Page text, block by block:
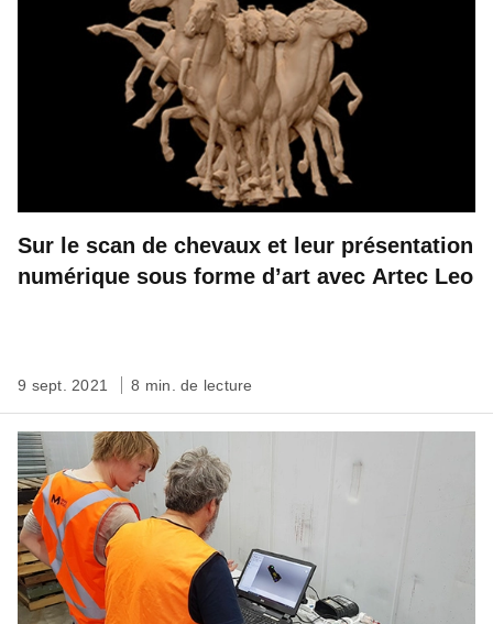
Sur le scan de chevaux et leur présentation
numérique sous forme d’art avec Artec Leo
9 sept. 2021 8 min. de lecture